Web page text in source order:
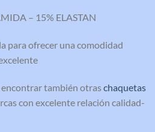
– 15% ELASTAN
para ofrecer una comodidad
también otraschaquetas
con excelente relación calidad-